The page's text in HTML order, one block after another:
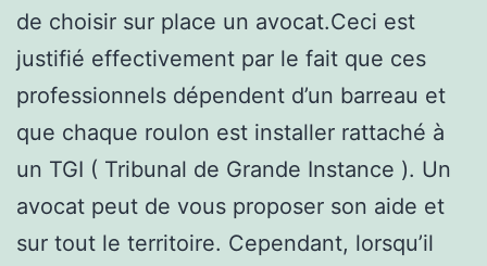
de choisir sur place un avocat.Ceci est
justifié effectivement par le fait que ces
professionnels dépendent d’un barreau et
que chaque roulon est installer rattaché à
un TGI ( Tribunal de Grande Instance ). Un
avocat peut de vous proposer son aide et
sur tout le territoire. Cependant, lorsqu’il